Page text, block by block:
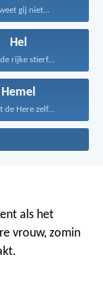
gij niet...
Hel
rijke stierf...
Hemel
de Here zelf...
als het
vrouw, zomin